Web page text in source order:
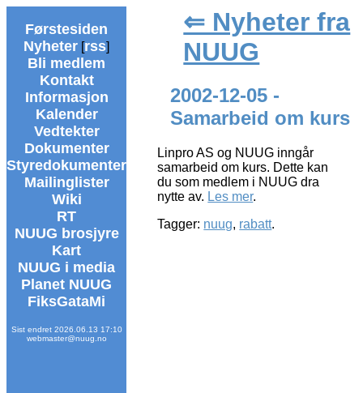
Førstesiden
Nyheter [rss]
Bli medlem
Kontakt
Informasjon
Kalender
Vedtekter
Dokumenter
Styredokumenter
Mailinglister
Wiki
RT
NUUG brosjyre
Kart
NUUG i media
Planet NUUG
FiksGataMi
Sist endret 2026.06.13 17:10
webmaster@nuug.no
⇐ Nyheter fra
NUUG
2002-12-05 -
Samarbeid om kurs
Linpro AS og NUUG inngår
samarbeid om kurs. Dette kan
du som medlem i NUUG dra
nytte av. Les mer.
Tagger: nuug, rabatt.